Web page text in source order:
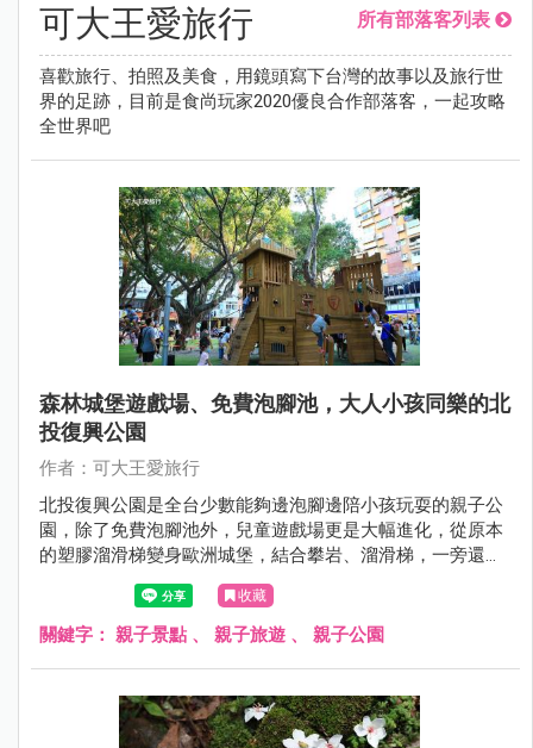
可大王愛旅行 所有部落客列表
喜歡旅行、拍照及美食，用鏡頭寫下台灣的故事以及旅行世
界的足跡，目前是食尚玩家2020優良合作部落客，一起攻略
全世界吧
森林城堡遊戲場、免費泡腳池，大人小孩同樂的北
投復興公園
作者：可大王愛旅行
北投復興公園是全台少數能夠邊泡腳邊陪小孩玩耍的親子公
園，除了免費泡腳池外，兒童遊戲場更是大幅進化，從原本
的塑膠溜滑梯變身歐洲城堡，結合攀岩、溜滑梯，一旁還有
攀繩和沙坑，真的好好玩！
收藏
關鍵字： 親子景點 、 親子旅遊 、 親子公園